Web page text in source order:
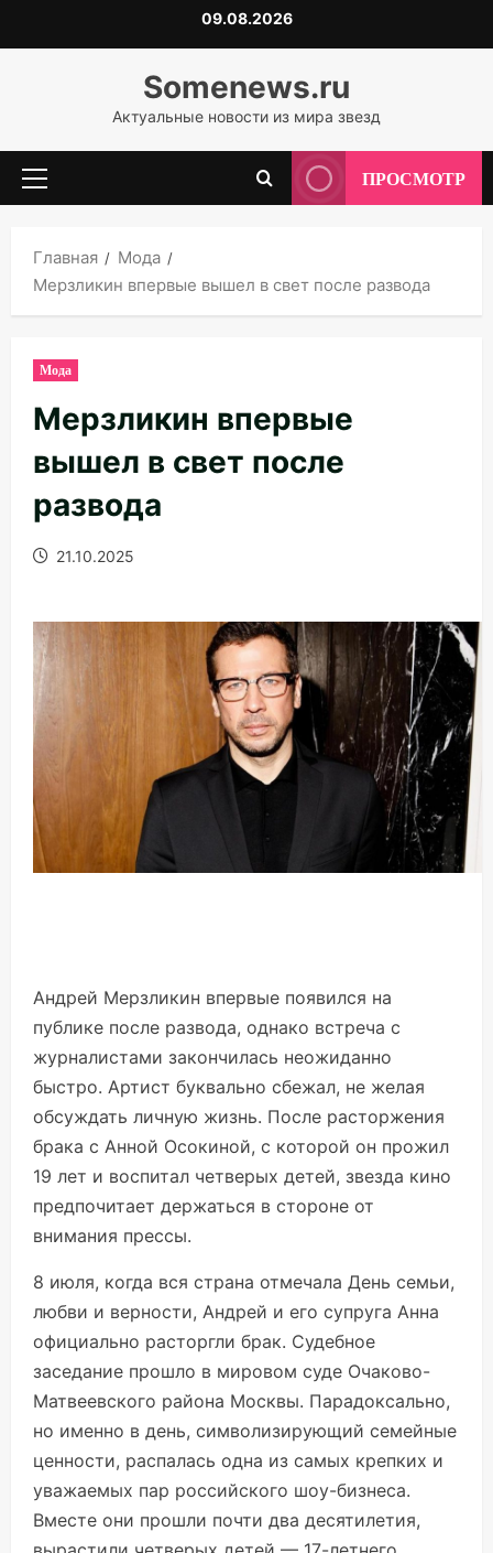
к
09.08.2026
Somenews.ru
Актуальные новости из мира звезд
Основное
ПРОСМОТР
Главная
Мода
Мерзликин впервые вышел в свет после развода
Мода
Мерзликин впервые
вышел в свет после
развода
21.10.2025
Андрей Мерзликин впервые появился на
публике после развода, однако встреча с
журналистами закончилась неожиданно
быстро. Артист буквально сбежал, не желая
обсуждать личную жизнь. После расторжения
брака с Анной Осокиной, с которой он прожил
19 лет и воспитал четверых детей, звезда кино
предпочитает держаться в стороне от
внимания прессы.
8 июля, когда вся страна отмечала День семьи,
любви и верности, Андрей и его супруга Анна
официально расторгли брак. Судебное
заседание прошло в мировом суде Очаково-
Матвеевского района Москвы. Парадоксально,
но именно в день, символизирующий семейные
ценности, распалась одна из самых крепких и
уважаемых пар российского шоу-бизнеса.
Вместе они прошли почти два десятилетия,